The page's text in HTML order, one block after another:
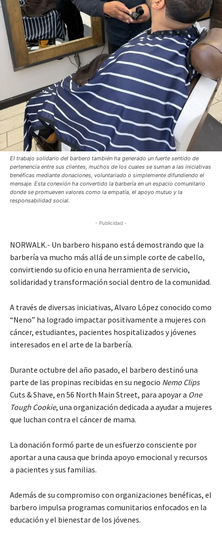
El trabajo solidario del barbero también ha generado un fuerte sentido de
pertenencia entre sus clientes, muchos de los cuales se suman a las iniciativas
benéficas mediante donaciones, voluntariado o simplemente difundiendo el
mensaje. Esta conexión ha convertido la barbería en un espacio comunitario
donde se promueven valores como la empatía, el apoyo mutuo y la
responsabilidad social.
- Publicidad -
NORWALK.- Un barbero hispano está demostrando que la
barbería va mucho más allá de un simple corte de cabello,
convirtiendo su oficio en una herramienta de servicio,
solidaridad y transformación social dentro de la comunidad.
A través de diversas iniciativas, Alvaro López conocido como
“Neno” ha logrado impactar positivamente a mujeres con
cáncer, estudiantes, pacientes hospitalizados y jóvenes
interesados en el arte de la barbería.
Durante octubre del año pasado, el barbero destinó una
parte de las propinas recibidas en su negocio Nemo Clips
Cuts & Shave, en 56 North Main Street, para apoyar a One
Tough Cookie, una organización dedicada a ayudar a mujeres
que luchan contra el cáncer de mama.
La donación formó parte de un esfuerzo consciente por
aportar a una causa que brinda apoyo emocional y recursos
a pacientes y sus familias.
Además de su compromiso con organizaciones benéficas, el
barbero impulsa programas comunitarios enfocados en la
educación y el bienestar de los jóvenes.